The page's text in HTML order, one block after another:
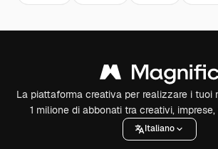
La piattaforma creativa per realizzare i tuoi
1 milione di abbonati tra creativi,
Italiano